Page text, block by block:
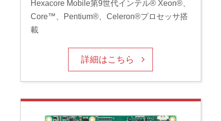
Hexacore Mobile第9世代インテル® Xeon®、
Core™、Pentium®、Celeron®プロセッサ搭
載
詳細はこちら